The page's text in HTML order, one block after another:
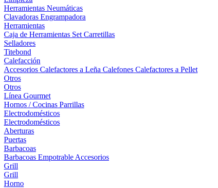
Herramientas Neumáticas
Clavadoras Engrampadora
Herramientas
Caja de Herramientas Set Carretillas
Selladores
Titebond
Calefacción
Accesorios Calefactores a Leña Calefones Calefactores a Pellet
Otros
Otros
Línea Gourmet
Hornos / Cocinas Parrillas
Electrodomésticos
Electrodomésticos
Aberturas
Puertas
Barbacoas
Barbacoas Empotrable Accesorios
Grill
Grill
Horno